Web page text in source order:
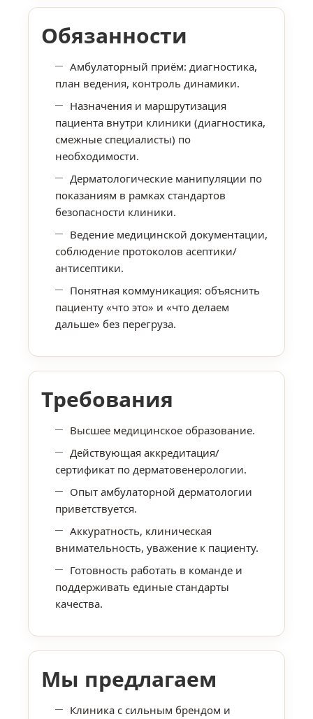
Обязанности
Амбулаторный приём: диагностика,
план ведения, контроль динамики.
Назначения и маршрутизация
пациента внутри клиники (диагностика,
смежные специалисты) по
необходимости.
Дерматологические манипуляции по
показаниям в рамках стандартов
безопасности клиники.
Ведение медицинской документации,
соблюдение протоколов асептики/
антисептики.
Понятная коммуникация: объяснить
пациенту «что это» и «что делаем
дальше» без перегруза.
Требования
Высшее медицинское образование.
Действующая аккредитация/
сертификат по дерматовенерологии.
Опыт амбулаторной дерматологии
приветствуется.
Аккуратность, клиническая
внимательность, уважение к пациенту.
Готовность работать в команде и
поддерживать единые стандарты
качества.
Мы предлагаем
Клиника с сильным брендом и